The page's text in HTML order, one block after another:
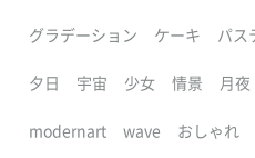
グラデーション ケーキ パス
夕日 宇宙 少女 情景 月夜
modernart wave おしゃれ